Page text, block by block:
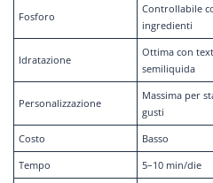
Fosforo
Controllabile
ingredienti
Idratazione
Ottima con
semiliquida
Personalizzazione
Massima per
gusti
Costo Basso
Tempo
5–10 min/die